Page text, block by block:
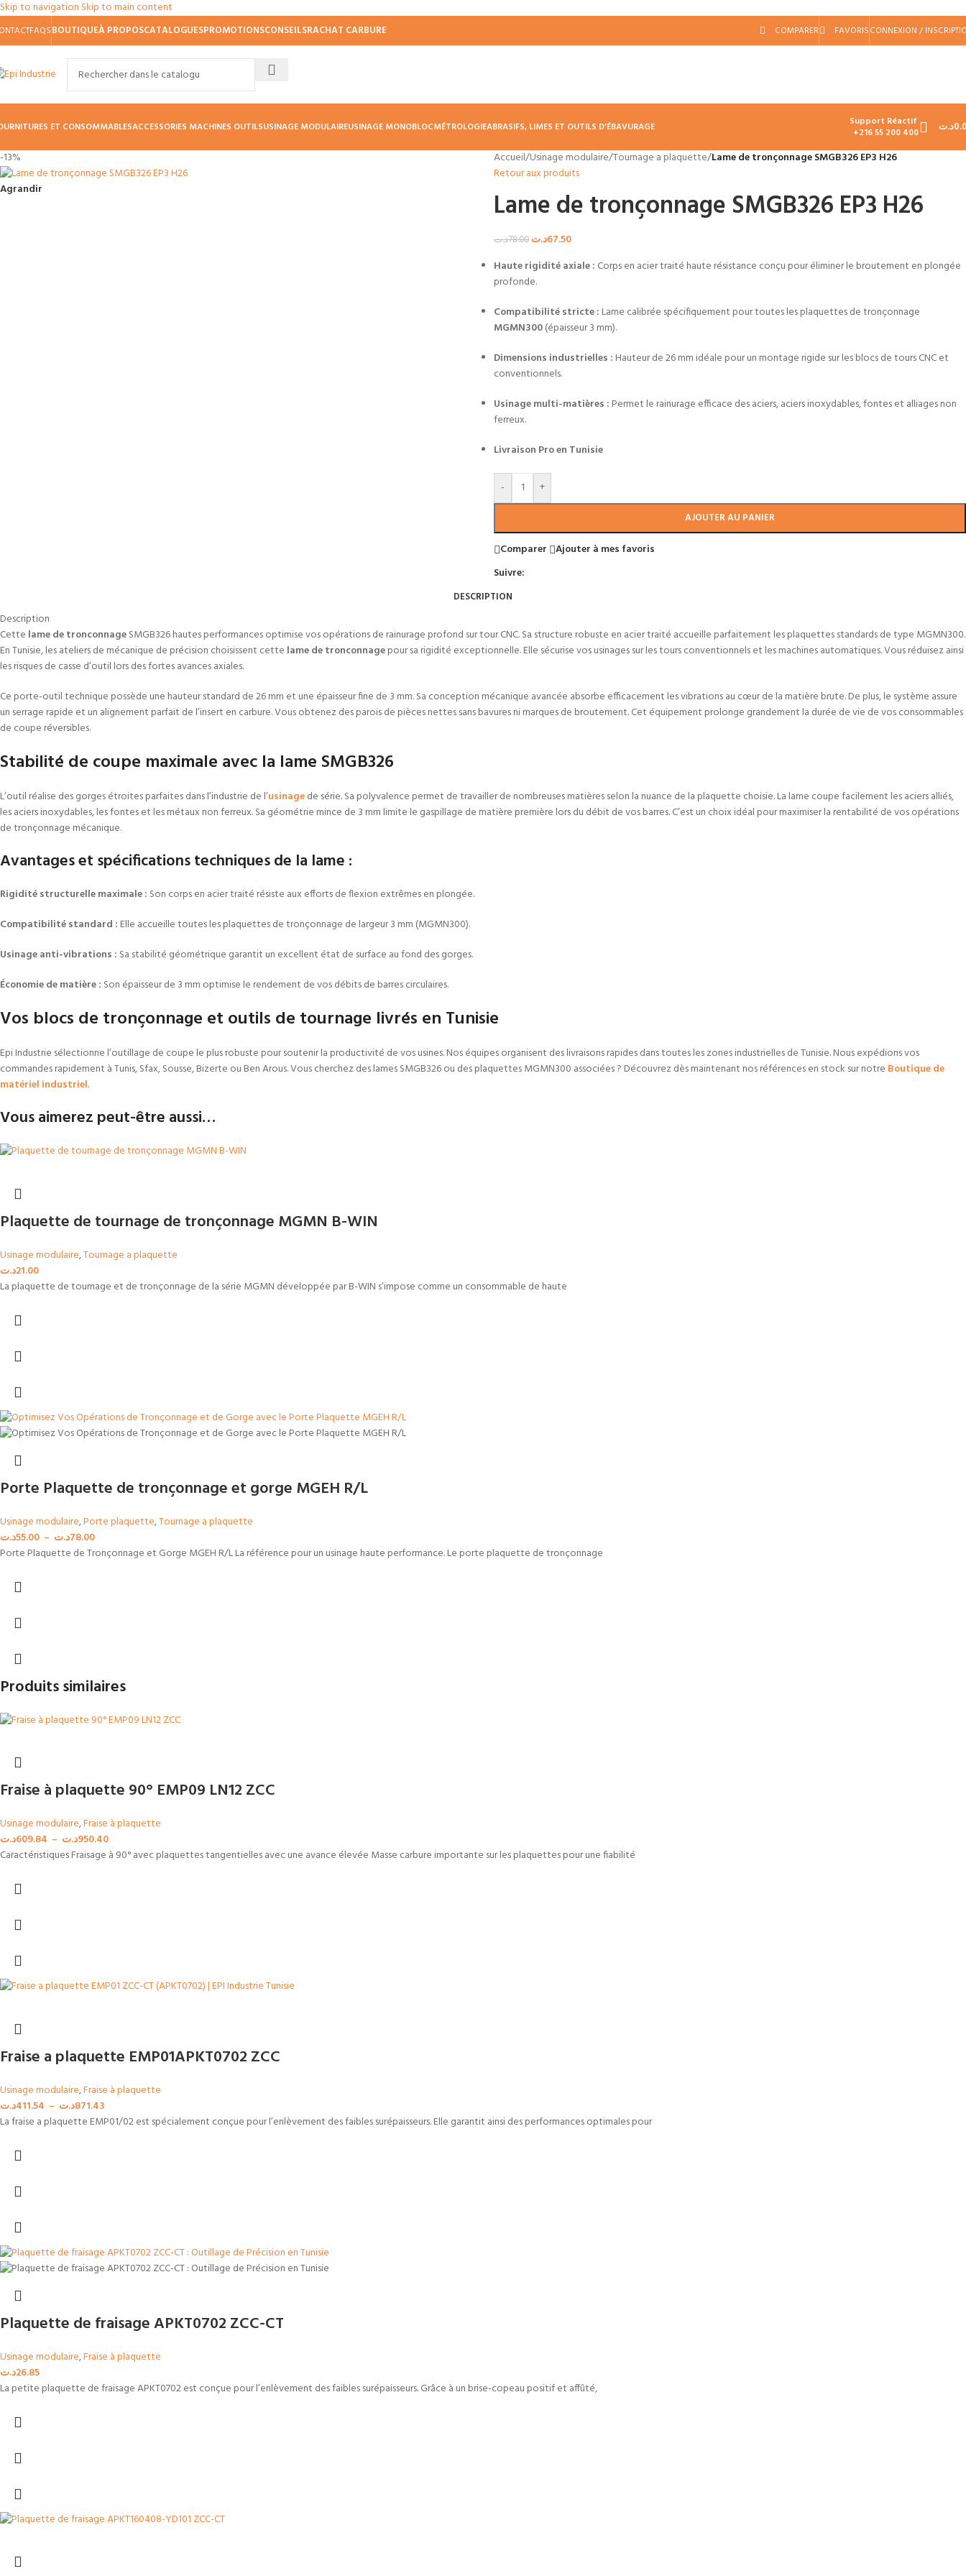
Skip to navigation Skip to main content
FAQSBOUTIQUEÀ PROPOSCATALOGUESPROMOTIONSCONSEILSRACHAT CARBURE COMPARER FAVORISCONNEXION /
ET CONSOMMABLESACCESSORIES MACHINES OUTILSUSINAGE MODULAIREUSINAGE MONOBLOCMÉTROLOGIEABRASIFS, LIMES ET OUTILS D’ÉBAVURAGE
Support Réactif
+216 55 200 400
د.ت
-13%
Agrandir
Accueil/Usinage modulaire/Tournage a plaquette/Lame de tronçonnage SMGB326 EP3 H26
Retour aux produits
Lame de tronçonnage SMGB326 EP3 H26
78.00د.ت 67.50د.ت
Haute rigidité axiale : Corps en acier traité haute résistance conçu pour éliminer le broutement en plongée
profonde.
Compatibilité stricte :Lame calibrée spécifiquement pour toutes les plaquettes de tronçonnage
MGMN300(épaisseur 3 mm).
Dimensions industrielles :Hauteur de 26 mm idéale pour un montage rigide sur les blocs de tours CNC et
conventionnels.
Usinage multi-matières :Permet le rainurage efficace des aciers, aciers inoxydables, fontes et alliages non
ferreux.
Livraison Pro en Tunisie
- +
AJOUTER AU PANIER
Comparer Ajouter à mes favoris
Suivre:
DESCRIPTION
Description
Cette lame de tronconnageSMGB326 hautes performances optimise vos opérations de rainurage profond sur tour CNC. Sa structure robuste en acier traité accueille parfaitement les plaquettes standards de type MGMN300.
En Tunisie, les ateliers de mécanique de précision choisissent cette lame de tronconnagepour sa rigidité exceptionnelle. Elle sécurise vos usinages sur les tours conventionnels et les machines automatiques. Vous réduisez ainsi
les risques de casse d’outil lors des fortes avances axiales.
Ce porte-outil technique possède une hauteur standard de 26 mm et une épaisseur fine de 3 mm. Sa conception mécanique avancée absorbe efficacement les vibrations au cœur de la matière brute. De plus, le système assure
un serrage rapide et un alignement parfait de l’insert en carbure. Vous obtenez des parois de pièces nettes sans bavures ni marques de broutement. Cet équipement prolonge grandement la durée de vie de vos consommables
de coupe réversibles.
Stabilité de coupe maximale avec la lame SMGB326
L’outil réalise des gorges étroites parfaites dans l’industrie de l’usinagede série. Sa polyvalence permet de travailler de nombreuses matières selon la nuance de la plaquette choisie. La lame coupe facilement les aciers alliés,
les aciers inoxydables, les fontes et les métaux non ferreux. Sa géométrie mince de 3 mm limite le gaspillage de matière première lors du débit de vos barres. C’est un choix idéal pour maximiser la rentabilité de vos opérations
de tronçonnage mécanique.
Avantages et spécifications techniques de la lame :
Rigidité structurelle maximale : Son corps en acier traité résiste aux efforts de flexion extrêmes en plongée.
Compatibilité standard :Elle accueille toutes les plaquettes de tronçonnage de largeur 3 mm (MGMN300).
Usinage anti-vibrations : Sa stabilité géométrique garantit un excellent état de surface au fond des gorges.
Économie de matière : Son épaisseur de 3 mm optimise le rendement de vos débits de barres circulaires.
Vos blocs de tronçonnage et outils de tournage livrés en Tunisie
Epi Industrie sélectionne l’outillage de coupe le plus robuste pour soutenir la productivité de vos usines. Nos équipes organisent des livraisons rapides dans toutes les zones industrielles de Tunisie. Nous expédions vos
commandes rapidement à Tunis, Sfax, Sousse, Bizerte ou Ben Arous. Vous cherchez des lames SMGB326 ou des plaquettes MGMN300 associées ? Découvrez dès maintenant nos références en stock sur notre Boutique de
matériel industriel.
Vous aimerez peut-être aussi…
Plaquette de tournage de tronçonnage MGMN B-WIN
Usinage modulaire,Tournage a plaquette
21.00د.ت
La plaquette de tournage et de tronçonnage de la série MGMN développée par B-WIN s’impose comme un consommable de haute
Porte Plaquette de tronçonnage et gorge MGEH R/L
Usinage modulaire,Porte plaquette,Tournage a plaquette
55.00د.ت – 78.00د.ت
Porte Plaquette de Tronçonnage et Gorge MGEH R/L La référence pour un usinage haute performance. Le porte plaquette de tronçonnage
Produits similaires
Fraise à plaquette 90° EMP09 LN12 ZCC
Usinage modulaire,Fraise à plaquette
609.84د.ت – 950.40د.ت
Caractéristiques Fraisage à 90° avec plaquettes tangentielles avec une avance élevée Masse carbure importante sur les plaquettes pour une fiabilité
Fraise a plaquette EMP01APKT0702 ZCC
Usinage modulaire,Fraise à plaquette
411.54د.ت – 871.43د.ت
La fraise a plaquette EMP01/02 est spécialement conçue pour l’enlèvement des faibles surépaisseurs. Elle garantit ainsi des performances optimales pour
Plaquette de fraisage APKT0702 ZCC-CT
Usinage modulaire,Fraise à plaquette
26.85د.ت
La petite plaquette de fraisage APKT0702 est conçue pour l’enlèvement des faibles surépaisseurs. Grâce à un brise-copeau positif et affûté,